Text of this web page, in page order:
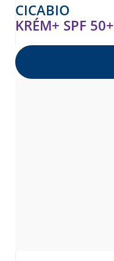
CICABIO
KRÉM+ SPF 50+